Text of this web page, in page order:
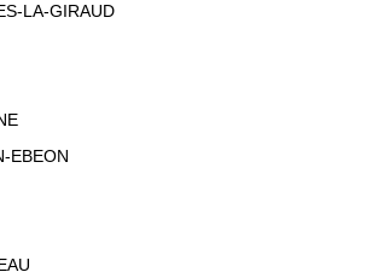
LA-GIRAUD
EBEON